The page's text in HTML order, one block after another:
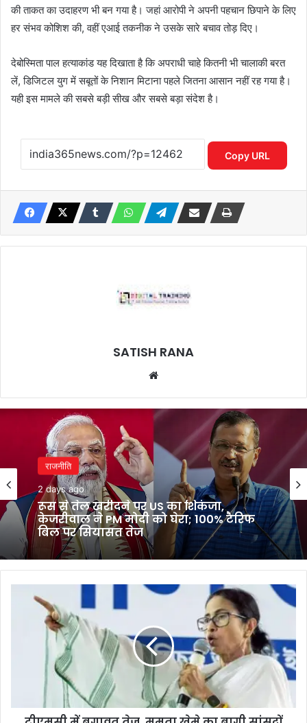
की ताकत का उदाहरण भी बन गया है। जहां आरोपी ने अपनी पहचान छिपाने के लिए
हर संभव कोशिश की, वहीं एआई तकनीक ने उसके सारे बचाव तोड़ दिए।
देबोस्मिता पाल हत्याकांड यह दिखाता है कि अपराधी चाहे कितनी भी चालाकी बरत
लें, डिजिटल युग में सबूतों के निशान मिटाना पहले जितना आसान नहीं रह गया है।
यही इस मामले की सबसे बड़ी सीख और सबसे बड़ा संदेश है।
Copy URL
SATISH RANA
राजनीति
2 days ago
रूस से तेल खरीदने पर US का शिकंजा,
केजरीवाल ने PM मोदी को घेरा; 100% टैरिफ
बिल पर सियासत तेज
सांसदों